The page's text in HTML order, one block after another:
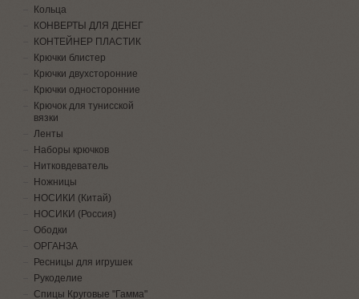
Кольца
КОНВЕРТЫ ДЛЯ ДЕНЕГ
КОНТЕЙНЕР ПЛАСТИК
Крючки блистер
Крючки двухсторонние
Крючки односторонние
Крючок для тунисской
вязки
Ленты
Наборы крючков
Нитковдеватель
Ножницы
НОСИКИ (Китай)
НОСИКИ (Россия)
Ободки
ОРГАНЗА
Ресницы для игрушек
Рукоделие
Спицы Круговые "Гамма"